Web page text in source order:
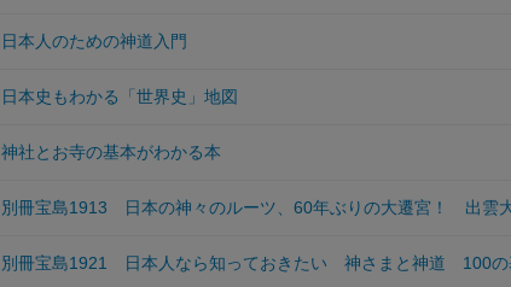
日本人のための神道入門
日本史もわかる「世界史」地図
神社とお寺の基本がわかる本
別冊宝島1913 日本の神々のルーツ、60年ぶりの大遷宮！ 出雲
別冊宝島1921 日本人なら知っておきたい 神さまと神道 100の